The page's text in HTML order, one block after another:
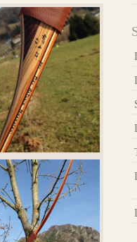
IL TUO